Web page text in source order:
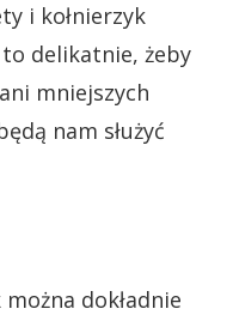
i kołnierzyk
delikatnie, żeby
mniejszych
nam służyć
dokładnie